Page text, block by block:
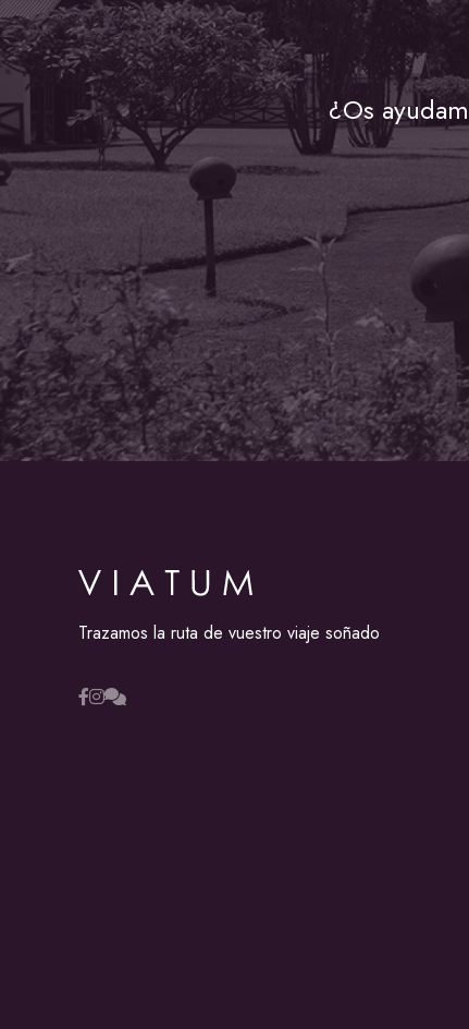
¿Os
Trazamos la ruta de vuestro viaje soñado